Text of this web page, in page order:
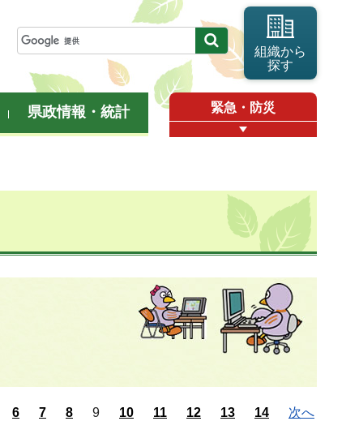
組織から
探す
県政情報・統計 緊急・防災
6 7 8 9 10 11 12 13 14 次へ